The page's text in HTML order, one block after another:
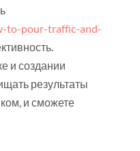
to-pour-traffic-and-
и создании
результаты
и сможете